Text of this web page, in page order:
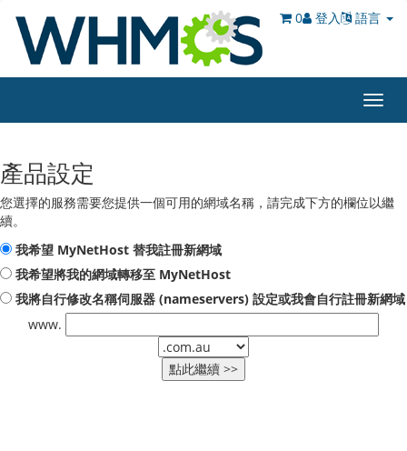
語言
登入
0
產品設定
您選擇的服務需要您提供一個可用的網域名稱，請完成下方的欄位以繼
續。
我希望 MyNetHost 替我註冊新網域
我希望將我的網域轉移至 MyNetHost
我將自行修改名稱伺服器 (nameservers) 設定或我會自行註冊新網域
www.